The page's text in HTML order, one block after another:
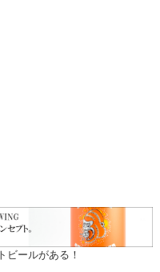
ビールがある！